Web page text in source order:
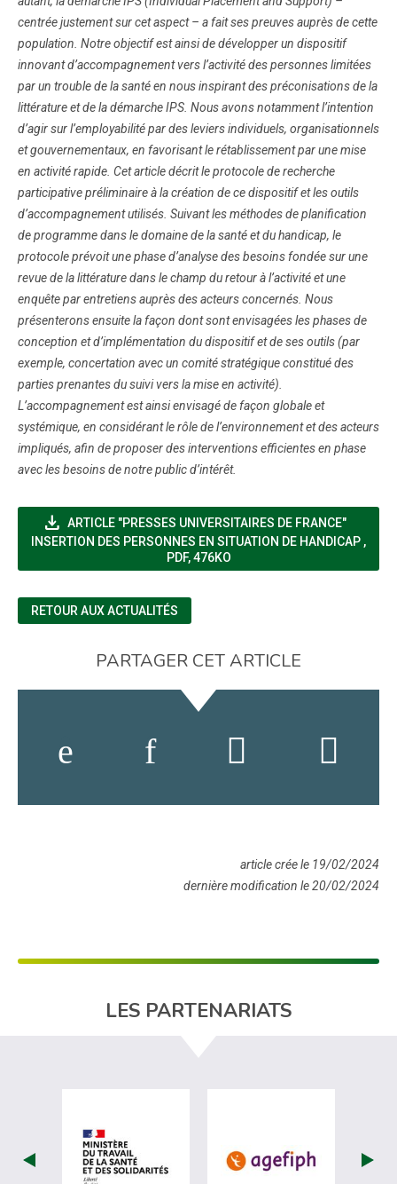
centrée justement sur cet aspect – a fait ses preuves auprès de cette
population. Notre objectif est ainsi de développer un dispositif
innovant d’accompagnement vers l’activité des personnes limitées
par un trouble de la santé en nous inspirant des préconisations de la
littérature et de la démarche IPS. Nous avons notamment l’intention
d’agir sur l’employabilité par des leviers individuels, organisationnels
et gouvernementaux, en favorisant le rétablissement par une mise
en activité rapide. Cet article décrit le protocole de recherche
participative préliminaire à la création de ce dispositif et les outils
d’accompagnement utilisés. Suivant les méthodes de planification
de programme dans le domaine de la santé et du handicap, le
protocole prévoit une phase d’analyse des besoins fondée sur une
revue de la littérature dans le champ du retour à l’activité et une
enquête par entretiens auprès des acteurs concernés. Nous
présenterons ensuite la façon dont sont envisagées les phases de
conception et d’implémentation du dispositif et de ses outils (par
exemple, concertation avec un comité stratégique constitué des
parties prenantes du suivi vers la mise en activité).
L’accompagnement est ainsi envisagé de façon globale et
systémique, en considérant le rôle de l’environnement et des acteurs
impliqués, afin de proposer des interventions efficientes en phase
avec les besoins de notre public d’intérêt.
file_download ARTICLE "PRESSES UNIVERSITAIRES DE FRANCE"
INSERTION DES PERSONNES EN SITUATION DE HANDICAP ,
PDF, 476KO
RETOUR AUX ACTUALITÉS
PARTAGER CET ARTICLE
article crée le 19/02/2024
dernière modification le 20/02/2024
LES PARTENARIATS
visiter les site de Ministère du travail
visiter les